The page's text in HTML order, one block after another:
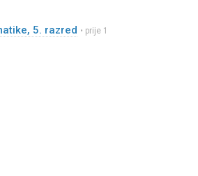
5. razred • prije 1